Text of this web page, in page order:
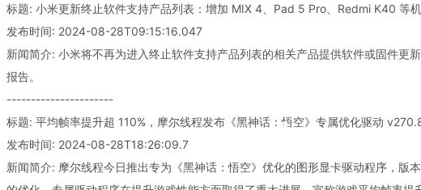
标题: 小米更新终止软件支持产品列表：增加 MIX 4、Pad 5 Pro、Redmi K40 等
发布时间: 2024-08-28T09:15:16.047
新闻简介: 小米将不再为进入终止软件支持产品列表的相关产品提供软件或固件更
报告。
----------------------
标题: 平均帧率提升超 110%，摩尔线程发布《黑神话：悟空》专属优化驱动
发布时间: 2024-08-28T18:26:09.7
新闻简介: 摩尔线程今日推出专为《黑神话：悟空》优化的图形显卡驱动程序，